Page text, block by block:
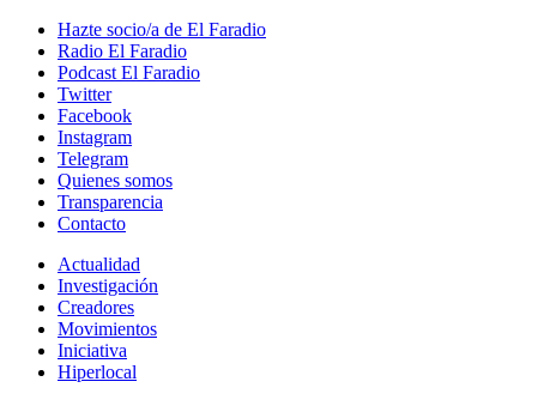
Hazte socio/a de El Faradio
Radio El Faradio
Podcast El Faradio
Twitter
Facebook
Instagram
Telegram
Quienes somos
Transparencia
Contacto
Actualidad
Investigación
Creadores
Movimientos
Iniciativa
Hiperlocal